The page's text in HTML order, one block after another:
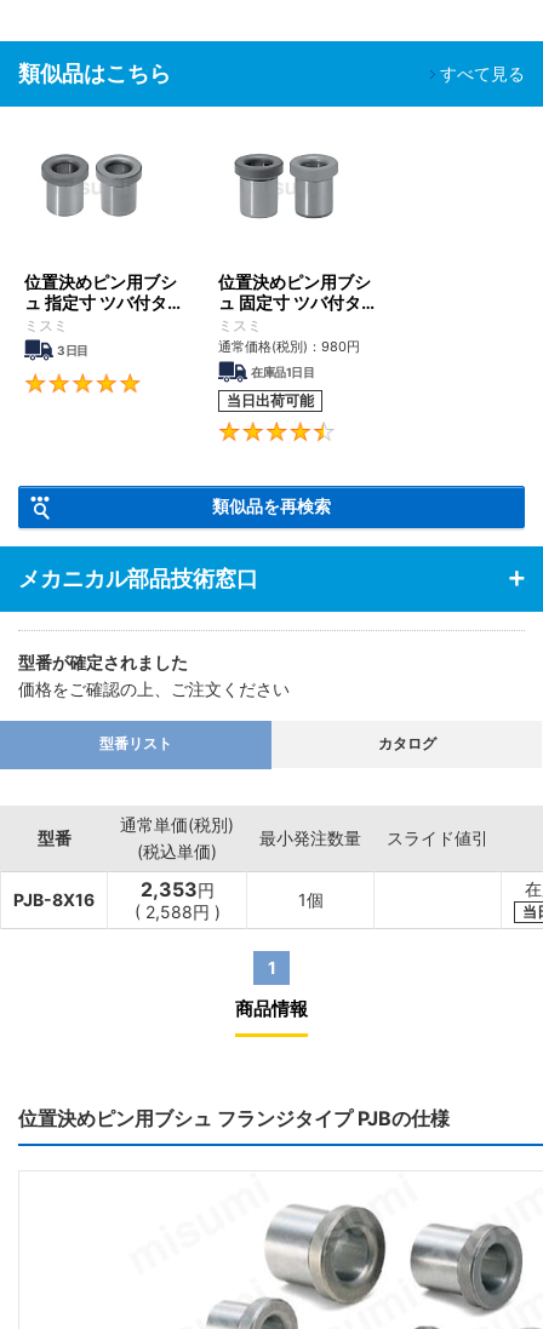
類似品はこちら すべて見る
位置決めピン用ブシ
ュ 指定寸 ツバ付タ
イプ
ミスミ
3日目
4.8
位置決めピン用ブシ
ュ 固定寸 ツバ付タ
イプ
ミスミ
通常価格(税別)： 980円
在庫品1日目
当日出荷可能
類似品を再検索
メカニカル部品技術窓口
型番が確定されました
価格をご確認の上、ご注文ください
型番リスト カタログ
型番
通常単価(税別)
(税込単価)
最小発注数量 スライド値引
PJB-8X16 2,353円
( 2,588円 )
1個
当
1
商品情報
位置決めピン用ブシュ フランジタイプ PJBの仕様